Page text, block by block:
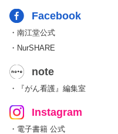
Facebook
・南江堂公式
・NurSHARE
note
・『がん看護』編集室
Instagram
・電子書籍 公式